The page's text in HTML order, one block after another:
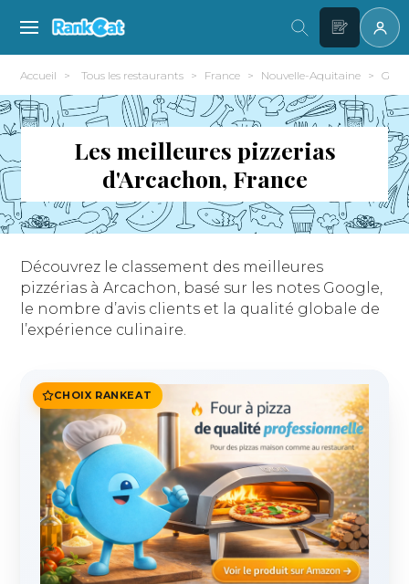
Accueil Tous les restaurants France Nouvelle-Aquitaine
Les meilleures pizzerias
d'Arcachon, France
Découvrez le classement des meilleures
pizzérias à Arcachon, basé sur les notes Google,
le nombre d’avis clients et la qualité globale de
l’expérience culinaire.
CHOIX RANKEAT